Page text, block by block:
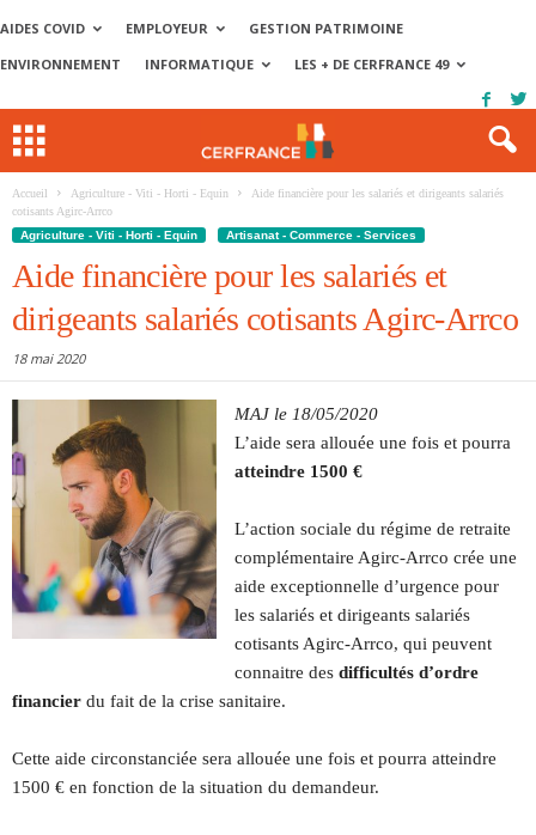
AIDES COVID EMPLOYEUR
GESTION PATRIMOINE
ENVIRONNEMENT
INFORMATIQUE LES + DE CERFRANCE 49
Accueil Agriculture - Viti - Horti - Equin
Aide financière pour les salariés et dirigeants salariés
cotisants Agirc-Arrco
Agriculture - Viti - Horti - Equin
Artisanat - Commerce - Services
Aide financière pour les salariés et
dirigeants salariés cotisants Agirc-Arrco
18 mai 2020
MAJ le 18/05/2020
L’aide sera allouée une fois et pourra
atteindre 1500 €
L’action sociale du régime de retraite
complémentaire Agirc-Arrco crée une
aide exceptionnelle d’urgence pour
les salariés et dirigeants salariés
cotisants Agirc-Arrco, qui peuvent
connaitre desdifficultés d’ordre
financier du fait de la crise sanitaire.
Cette aide circonstanciée sera allouée une fois et pourra atteindre
1500 € en fonction de la situation du demandeur.